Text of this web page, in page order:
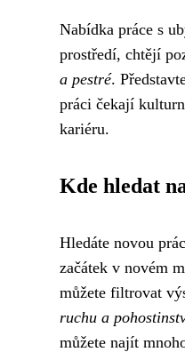
Nabídka práce s
prostředí, chtějí
a pestré.
práci čekají
kariéru.
Kde hledat
Hledáte novou
začátek v novém
můžete filtrovat
ruchu a
můžete najít